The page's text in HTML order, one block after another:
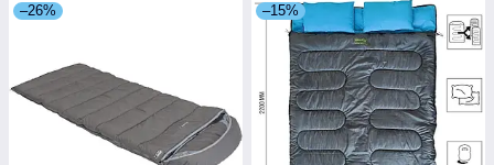
–26% –15%